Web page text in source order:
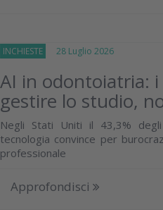
INCHIESTE 28 Luglio 2026
AI in odontoiatria:
gestire lo studio,
Negli Stati Uniti il 43,3%
tecnologia convince per
professionale
Approfondisci